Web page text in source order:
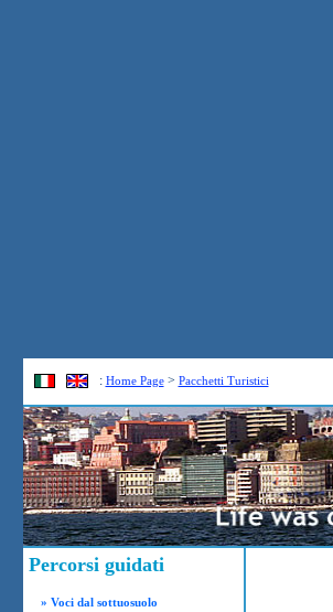
: Home Page> Pacchetti Turistici
Percorsi guidati
» Voci dal sottuosuolo